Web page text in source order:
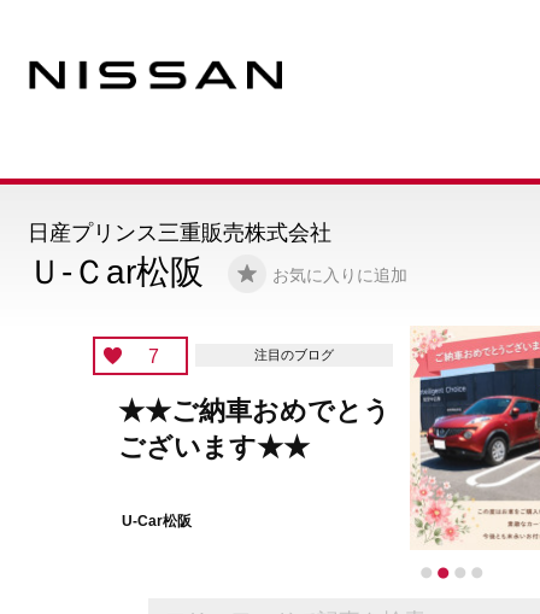
Ｕ-Ｃar松阪 お気に入りに追加
日産プリンス三重販売株式会社
5 注目のブログ
🌻 夏季休業のお知ら
🌻